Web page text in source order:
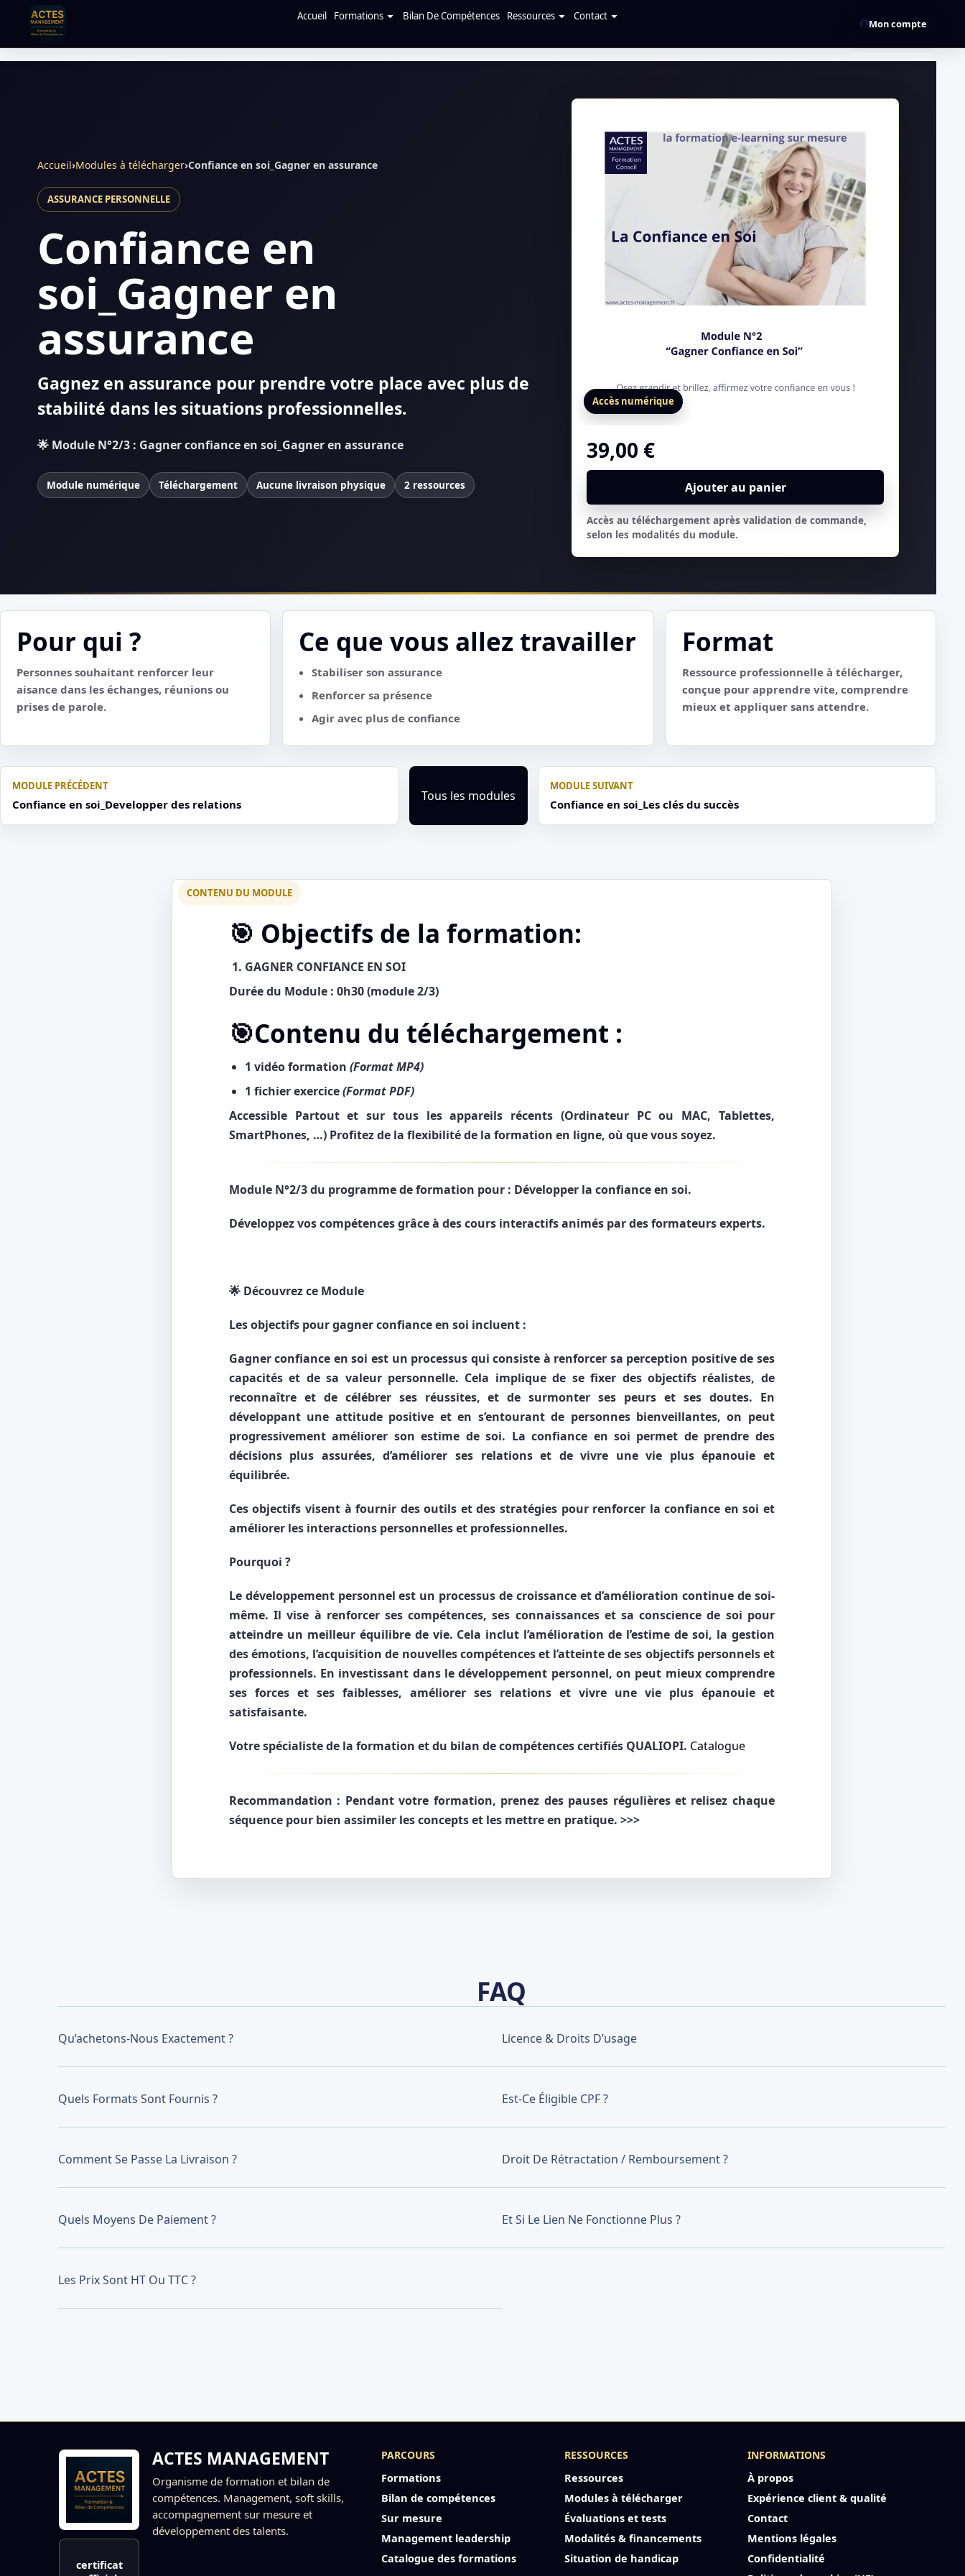
Accueil Formations Bilan De Compétences Ressources Contact
Mon compte
Accueil›Modules à télécharger›Confiance en soi_Gagner en assurance
ASSURANCE PERSONNELLE
Confiance en
soi_Gagner en
assurance
Gagnez en assurance pour prendre votre place avec plus de
stabilité dans les situations professionnelles.
🌟 Module N°2/3 : Gagner confiance en soi_Gagner en assurance
Module numérique Téléchargement Aucune livraison physique 2 ressources
Accès numérique
39,00€
Ajouter au panier
Accès au téléchargement après validation de commande,
selon les modalités du module.
Pour qui ?
Personnes souhaitant renforcer leur
aisance dans les échanges, réunions ou
prises de parole.
Ce que vous allez travailler
Stabiliser son assurance
Renforcer sa présence
Agir avec plus de confiance
Format
Ressource professionnelle à télécharger,
conçue pour apprendre vite, comprendre
mieux et appliquer sans attendre.
MODULE PRÉCÉDENT
Confiance en soi_Developper des relations
Tous les modules
MODULE SUIVANT
Confiance en soi_Les clés du succès
🎯 Objectifs de la formation:
GAGNER CONFIANCE EN SOI
Durée du Module : 0h30 (module 2/3)
🎯Contenu du téléchargement :
1 vidéo formation (Format MP4)
1 fichier exercice(Format PDF)
Accessible Partout et sur tous les appareils récents (Ordinateur PC ou MAC, Tablettes,
SmartPhones, …) Profitez de la flexibilité de la formation en ligne, où que vous soyez.
Module N°2/3 du programme de formation pour : Développer la confiance en soi.
Développez vos compétences grâce à des cours interactifs animés par des formateurs experts.
🌟 Découvrez ce Module
Les objectifs pour gagner confiance en soi incluent :
Gagner confiance en soi est un processus qui consiste à renforcer sa perception positive de ses
capacités et de sa valeur personnelle. Cela implique de se fixer des objectifs réalistes, de
reconnaître et de célébrer ses réussites, et de surmonter ses peurs et ses doutes. En
développant une attitude positive et en s’entourant de personnes bienveillantes, on peut
progressivement améliorer son estime de soi. La confiance en soi permet de prendre des
décisions plus assurées, d’améliorer ses relations et de vivre une vie plus épanouie et
équilibrée.
Ces objectifs visent à fournir des outils et des stratégies pour renforcer la confiance en soi et
améliorer les interactions personnelles et professionnelles.
Pourquoi ?
Le développement personnel est un processus de croissance et d’amélioration continue de soi-
même. Il vise à renforcer ses compétences, ses connaissances et sa conscience de soi pour
atteindre un meilleur équilibre de vie. Cela inclut l’amélioration de l’estime de soi, la gestion
des émotions, l’acquisition de nouvelles compétences et l’atteinte de ses objectifs personnels et
professionnels. En investissant dans le développement personnel, on peut mieux comprendre
ses forces et ses faiblesses, améliorer ses relations et vivre une vie plus épanouie et
satisfaisante.
Votre spécialiste de la formation et du bilan de compétences certifiés QUALIOPI. Catalogue
Recommandation : Pendant votre formation, prenez des pauses régulières et relisez chaque
séquence pour bien assimiler les concepts et les mettre en pratique. >>>
FAQ
Qu’achetons-Nous Exactement ?
Quels Formats Sont Fournis ?
Comment Se Passe La Livraison ?
Quels Moyens De Paiement ?
Les Prix Sont HT Ou TTC ?
Licence & Droits D’usage
Est-Ce Éligible CPF ?
Droit De Rétractation / Remboursement ?
Et Si Le Lien Ne Fonctionne Plus ?
certificat
ACTES MANAGEMENT
Organisme de formation et bilan de
compétences. Management, soft skills,
accompagnement sur mesure et
développement des talents.
PARCOURS
Formations
Bilan de compétences
Sur mesure
Management leadership
Catalogue des formations
RESSOURCES
Ressources
Modules à télécharger
Évaluations et tests
Modalités & financements
Situation de handicap
INFORMATIONS
À propos
Expérience client & qualité
Contact
Mentions légales
Confidentialité